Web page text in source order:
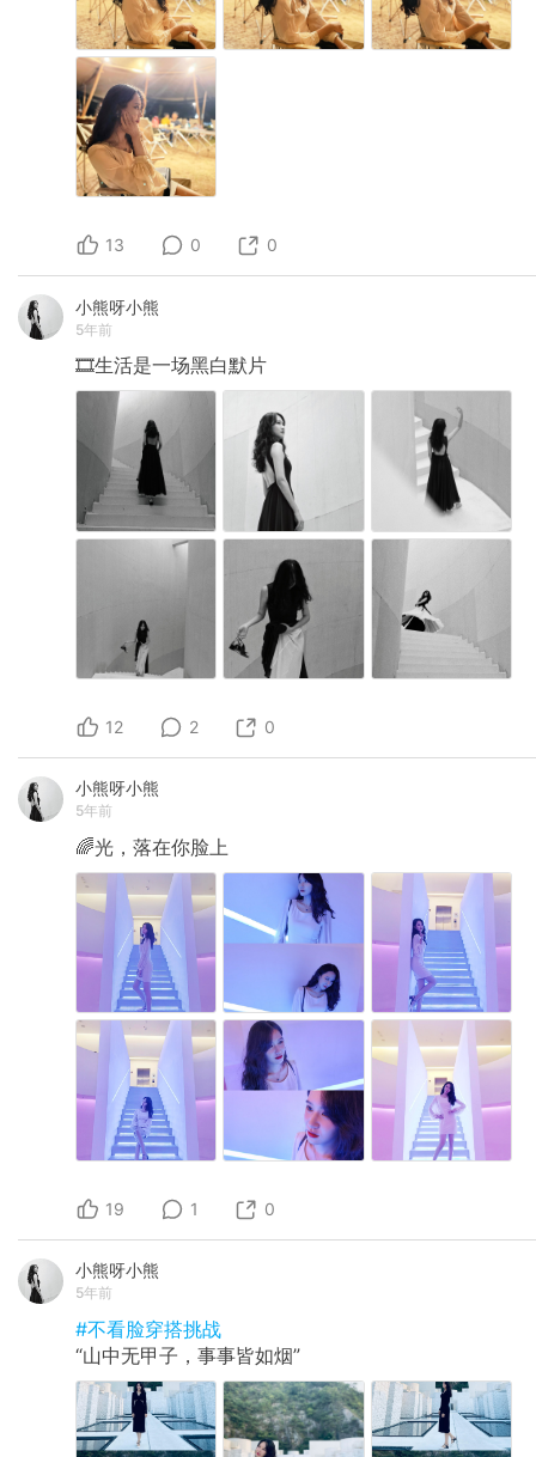
13 0 0
小熊呀小熊
5年前
🎞️生活是一场黑白默片
12 2 0
小熊呀小熊
5年前
🌈光，落在你脸上
19 1 0
小熊呀小熊
5年前
#不看脸穿搭挑战
“山中无甲子，事事皆如烟”